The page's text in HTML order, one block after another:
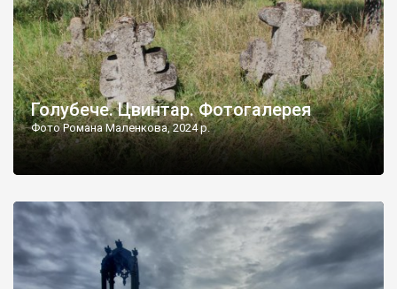
Голубече. Цвинтар. Фотогалерея
Фото Романа Маленкова, 2024 р.